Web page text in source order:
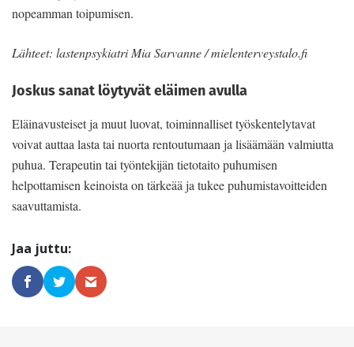
nopeamman toipumisen.
Lähteet: lastenpsykiatri Mia Sarvanne / mielenterveystalo.fi
Joskus sanat löytyvät eläimen avulla
Eläinavusteiset ja muut luovat, toiminnalliset työskentelytavat
voivat auttaa lasta tai nuorta rentoutumaan ja lisäämään valmiutta
puhua. Terapeutin tai työntekijän tietotaito puhumisen
helpottamisen keinoista on tärkeää ja tukee puhumistavoitteiden
saavuttamista.